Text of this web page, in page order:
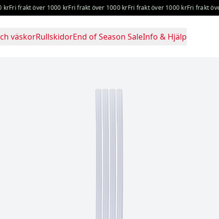
frakt över 1000 krFri frakt över 1000 krFri frakt över 1000 krFri frakt över
väskorRullskidorEnd of Season SaleInfo & Hjälp